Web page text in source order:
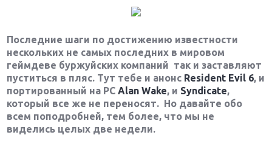
Последние шаги по достижению известности
нескольких не самых последних в мировом
геймдеве буржуйских компаний так и заставляют
пуститься в пляс. Тут тебе и анонс Resident Evil 6, и
портированный на РСAlan Wake, и Syndicate,
который все же не переносят. Но давайте обо
всем поподробней, тем более, что мы не
виделись целых две недели.